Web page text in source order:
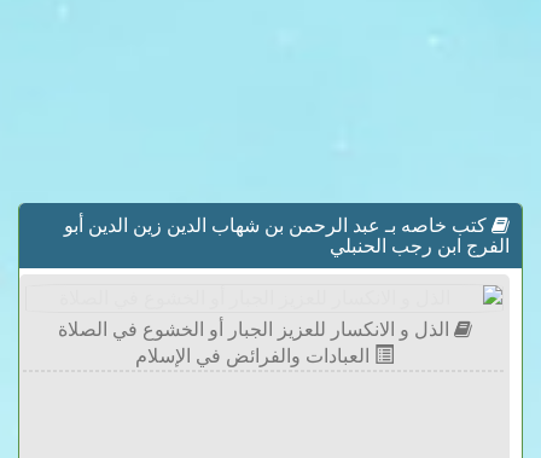
كتب خاصه بـ عبد الرحمن بن شهاب الدين زين الدين أبو
الفرج ابن رجب الحنبلي
الذل و الانكسار للعزيز الجبار أو الخشوع في الصلاة
العبادات والفرائض في الإسلام